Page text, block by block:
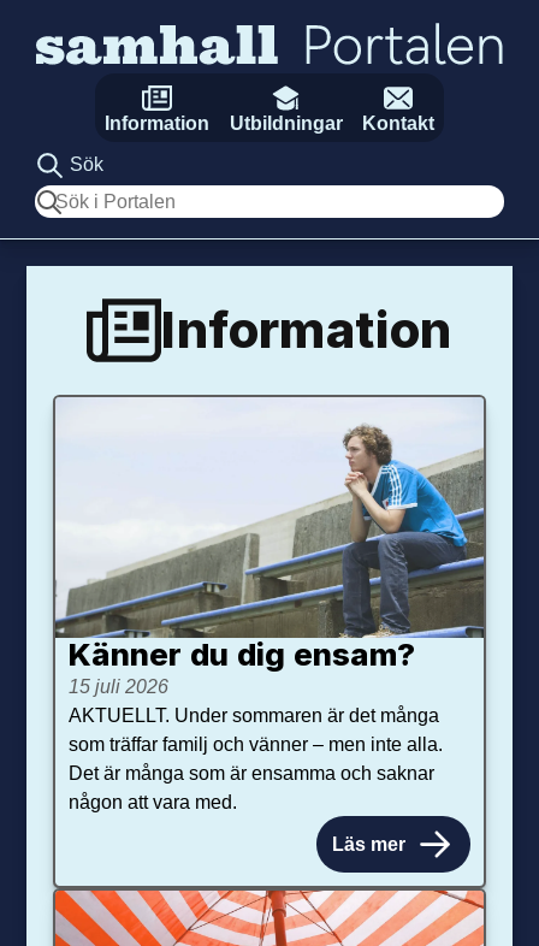
Information Utbildningar
Kontakt
Sök
Sök
Information
Känner du dig ensam?
15 juli 2026
AKTUELLT. Under sommaren är det många
som träffar familj och vänner – men inte alla.
Det är många som är ensamma och saknar
någon att vara med.
Läs mer